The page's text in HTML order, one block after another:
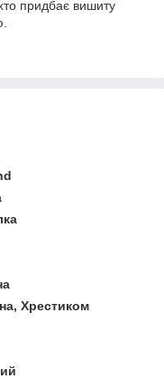
придбає вишиту
Хрестиком